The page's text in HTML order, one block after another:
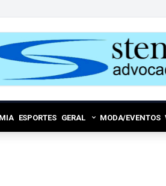
ESPORTES GERAL MODA/EVENTOS